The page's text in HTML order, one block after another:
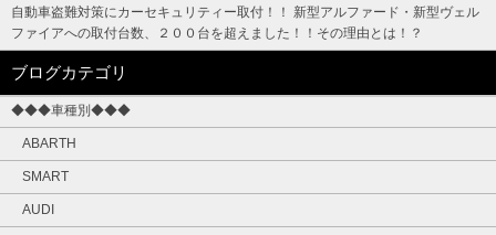
自動車盗難対策にカーセキュリティー取付！！ 新型アルファード・新型ヴェル
ファイアへの取付台数、２００台を超えました！！その理由とは！？
ブログカテゴリ
◆◆◆車種別◆◆◆
ABARTH
SMART
AUDI